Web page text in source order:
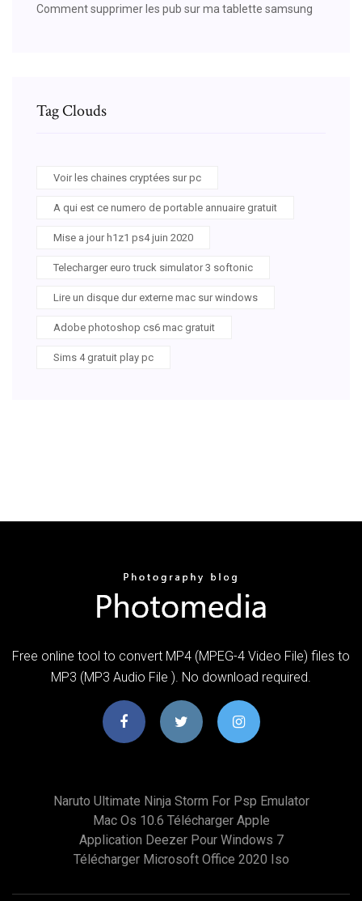
Comment supprimer les pub sur ma tablette samsung
Tag Clouds
Voir les chaines cryptées sur pc
A qui est ce numero de portable annuaire gratuit
Mise a jour h1z1 ps4 juin 2020
Telecharger euro truck simulator 3 softonic
Lire un disque dur externe mac sur windows
Adobe photoshop cs6 mac gratuit
Sims 4 gratuit play pc
Free online tool to convert MP4 (MPEG-4 Video File) files to
MP3 (MP3 Audio File ). No download required.
Naruto Ultimate Ninja Storm For Psp Emulator
Mac Os 10.6 Télécharger Apple
Application Deezer Pour Windows 7
Télécharger Microsoft Office 2020 Iso